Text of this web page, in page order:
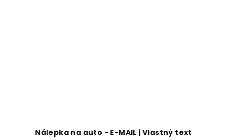
Nálepka na auto - E-MAIL | Vlastný text